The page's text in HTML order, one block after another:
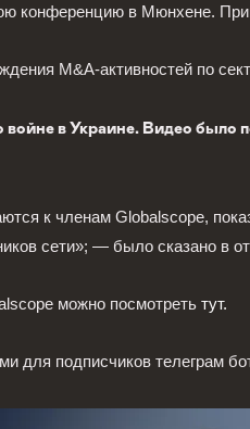
конференцию в Мюнхене.
M&A-активностей по
в Украине. Видео было
к членам Globalscope,
сети»; — было сказано в
можно посмотреть тут.
для подписчиков телеграм